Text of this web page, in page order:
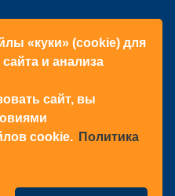
«куки» (cookie) для
и анализа
сайт, вы
cookie. Политика
данных